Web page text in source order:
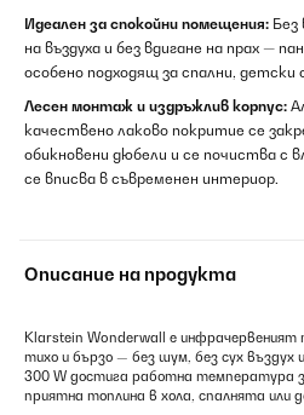
Идеален за спокойни помещения: Без
на въздуха и без вдигане на прах —
особено подходящ за спални,
Лесен монтаж и издръжлив корпус:
качествено лаково покритие се
обикновени дюбели и се почиства с
се вписва в съвременен интериор.
Описание на продукта
Klarstein Wonderwall е
тихо и бързо — без шум, без сух въздух
300 W достига работна температура
приятна топлина в хола, спалнята или